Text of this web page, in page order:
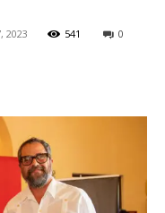
2023 541 0